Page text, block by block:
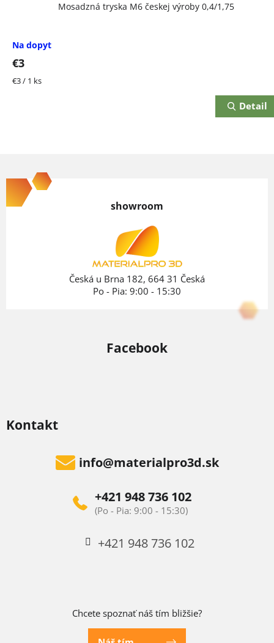
Mosadzná tryska M6 českej výroby 0,4/1,75
Na dopyt
€3
Jednotková
€3 / 1 ks
Detail
á
p
Kontakt
info@materialpro3d.sk
+421 948 736 102
+421 948 736 102
Chcete spoznať náš tím bližšie?
showroom
Česká u Brna 182, 664 31 Česká
Po - Pia: 9:00 - 15:30
Facebook